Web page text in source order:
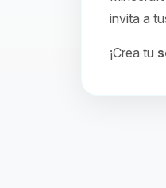
invita a
¡Crea tu